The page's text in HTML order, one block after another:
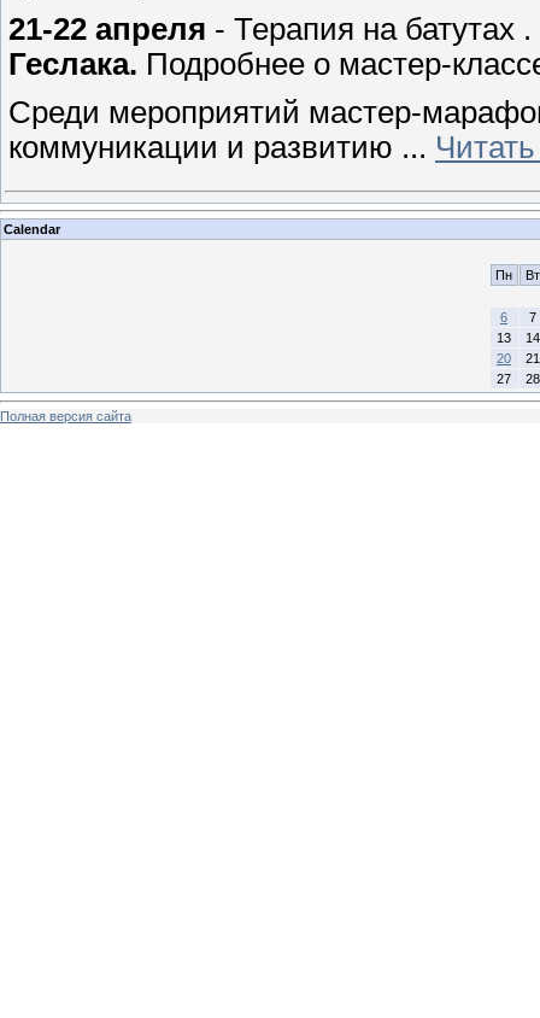
21-22 апреля - Терапия на
Геслака. Подробнее о мастер-
Среди мероприятий мастер-
коммуникации и развитию ...
Calendar
Пн Вт
6
7
13
14
20
21
27
28
Полная версия сайта